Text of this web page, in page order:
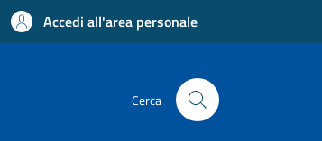
Accedi all'area personale
Cerca